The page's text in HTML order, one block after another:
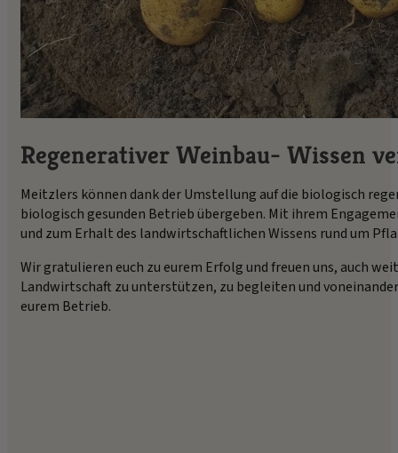
Regenerativer Weinbau- Wissen
Meitzlers können dank der Umstellung auf die biologisch
biologisch gesunden Betrieb übergeben. Mit ihrem
und zum Erhalt des landwirtschaftlichen Wissens rund um
Wir gratulieren euch zu eurem Erfolg und freuen uns, auch
Landwirtschaft zu unterstützen, zu begleiten und
eurem Betrieb.